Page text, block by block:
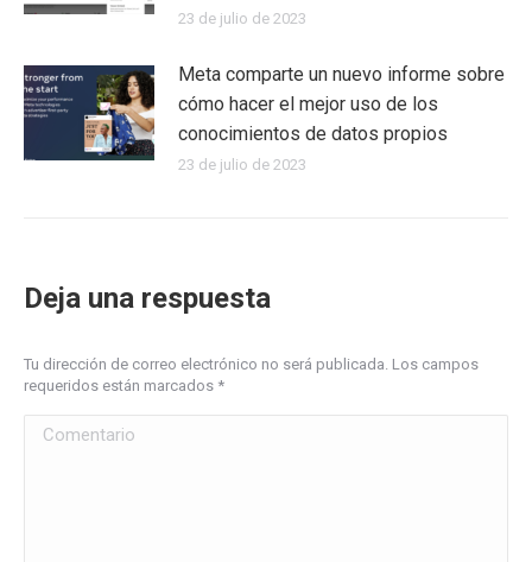
23 de julio de 2023
Meta comparte un nuevo informe sobre
cómo hacer el mejor uso de los
conocimientos de datos propios
23 de julio de 2023
Deja una respuesta
Tu dirección de correo electrónico no será publicada. Los campos
requeridos están marcados *
Comentario